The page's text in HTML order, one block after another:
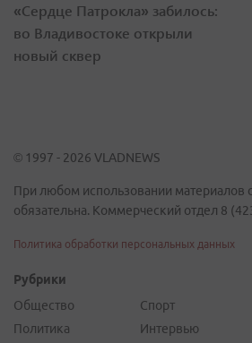
«Сердце Патрокла» забилось:
во Владивостоке открыли
новый сквер
© 1997 - 2026 VLADNEWS
При любом использовании материалов
обязательна. Коммерческий отдел 8
Политика обработки персональных данных
Рубрики
Общество
Политика
Спорт
Интервью